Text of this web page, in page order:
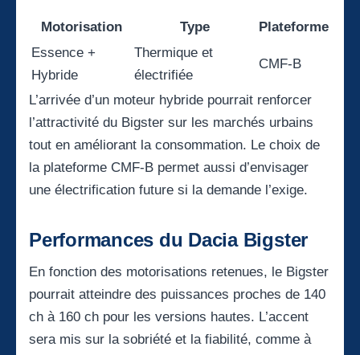
Motorisation Type
Plateforme
Essence +
Hybride
Thermique et
électrifiée
CMF-B
L’arrivée d’un moteur hybride pourrait renforcer
l’attractivité du Bigster sur les marchés urbains
tout en améliorant la consommation. Le choix de
la plateforme CMF-B permet aussi d’envisager
une électrification future si la demande l’exige.
Performances du Dacia Bigster
En fonction des motorisations retenues, le Bigster
pourrait atteindre des puissances proches de 140
ch à 160 ch pour les versions hautes. L’accent
sera mis sur la sobriété et la fiabilité, comme à